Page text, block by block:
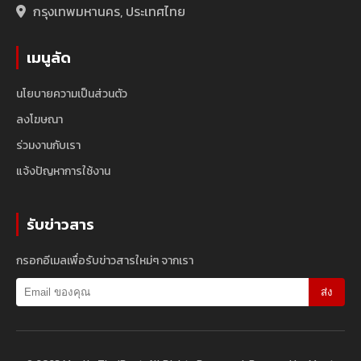
กรุงเทพมหานคร, ประเทศไทย
เมนูลัด
นโยบายความเป็นส่วนตัว
ลงโฆษณา
ร่วมงานกับเรา
แจ้งปัญหาการใช้งาน
รับข่าวสาร
กรอกอีเมลเพื่อรับข่าวสารใหม่ๆ จากเรา
ส่ง